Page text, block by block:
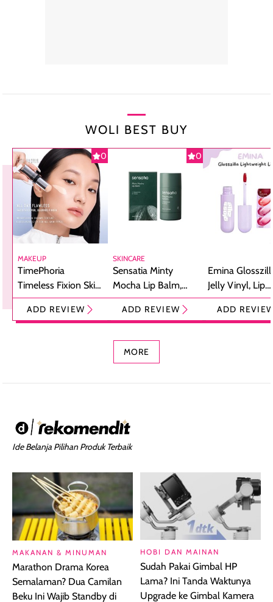
WOLI BEST BUY
0
MAKEUP
TimePhoria
Timeless Fixion Skin
Tint Stick,
Foundation dan
ADD REVIEW
0
SKINCARE
Sensatia Minty
Mocha Lip Balm,
Pelembap Bibir
dengan Aroma
ADD REVIEW
Emina
Jelly Vinyl, Lip
Cream Glossy
Ringan
ADD
MORE
Ide Belanja Pilihan Produk Terbaik
MAKANAN & MINUMAN
Marathon Drama Korea
Semalaman? Dua Camilan
Beku Ini Wajib Standby di
HOBI DAN MAINAN
Sudah Pakai Gimbal HP
Lama? Ini Tanda Waktunya
Upgrade ke Gimbal Kamera